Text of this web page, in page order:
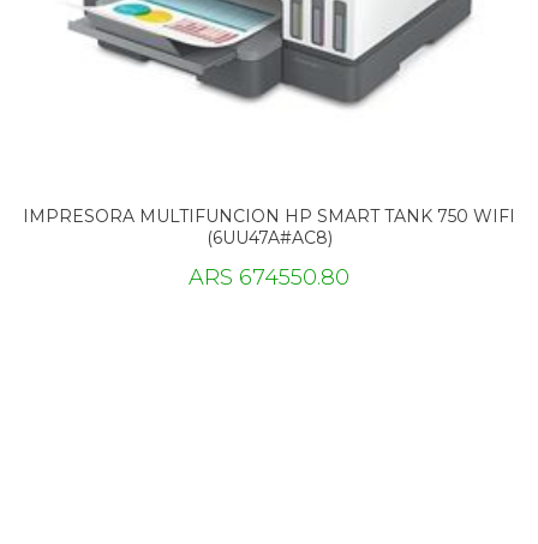
IMPRESORA MULTIFUNCION HP SMART TANK 750 WIFI
(6UU47A#AC8)
ARS 674550.80